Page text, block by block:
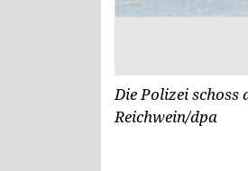
Die Polizei schoss
Reichwein/dpa